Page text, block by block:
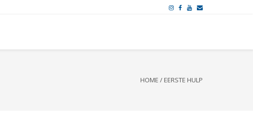
HOME / EERSTE HULP